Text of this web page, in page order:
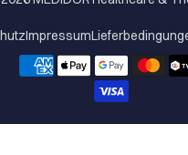
Impressum